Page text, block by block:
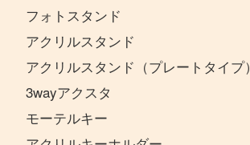
フォトスタンド
アクリルスタンド
アクリルスタンド（プレートタイプ）
3wayアクスタ
モーテルキー